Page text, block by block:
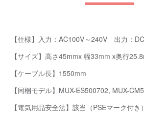
【仕様】入力：AC100V～240V 出力：
【サイズ】高さ45mmx 幅33mm x奥行
【ケーブル長】1550mm
【同梱モデル】MUX-ES500702, MUX-
【電気用品安全法】該当（PSEマーク付き）